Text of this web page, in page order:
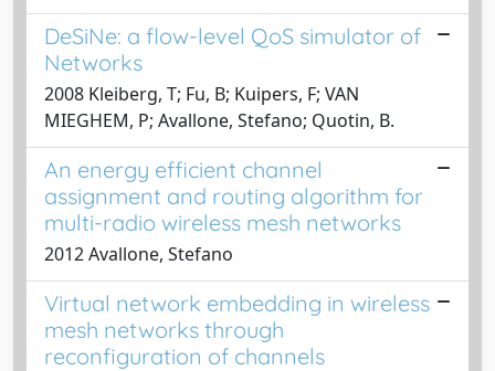
DeSiNe: a flow-level QoS simulator of
Networks
2008 Kleiberg, T; Fu, B; Kuipers, F; VAN
MIEGHEM, P; Avallone, Stefano; Quotin, B.
An energy efficient channel
assignment and routing algorithm for
multi-radio wireless mesh networks
2012 Avallone, Stefano
Virtual network embedding in wireless
mesh networks through
reconfiguration of channels